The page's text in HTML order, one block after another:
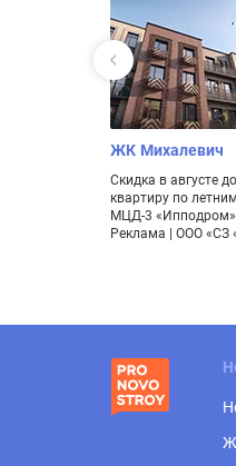
ЖК Михалевич
Скидка в августе
квартиру по
МЦД-3
Реклама | ООО «СЗ